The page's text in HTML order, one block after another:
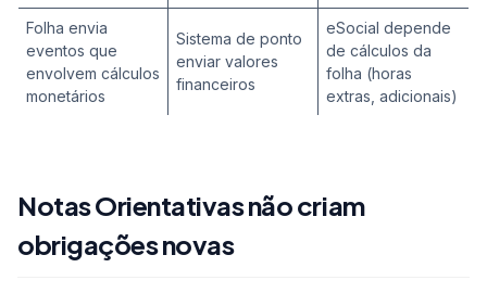
Folha envia
eventos que
envolvem cálculos
monetários
Sistema de ponto
enviar valores
financeiros
eSocial depende
de cálculos da
folha (horas
extras, adicionais)
Notas Orientativas não criam
obrigações novas